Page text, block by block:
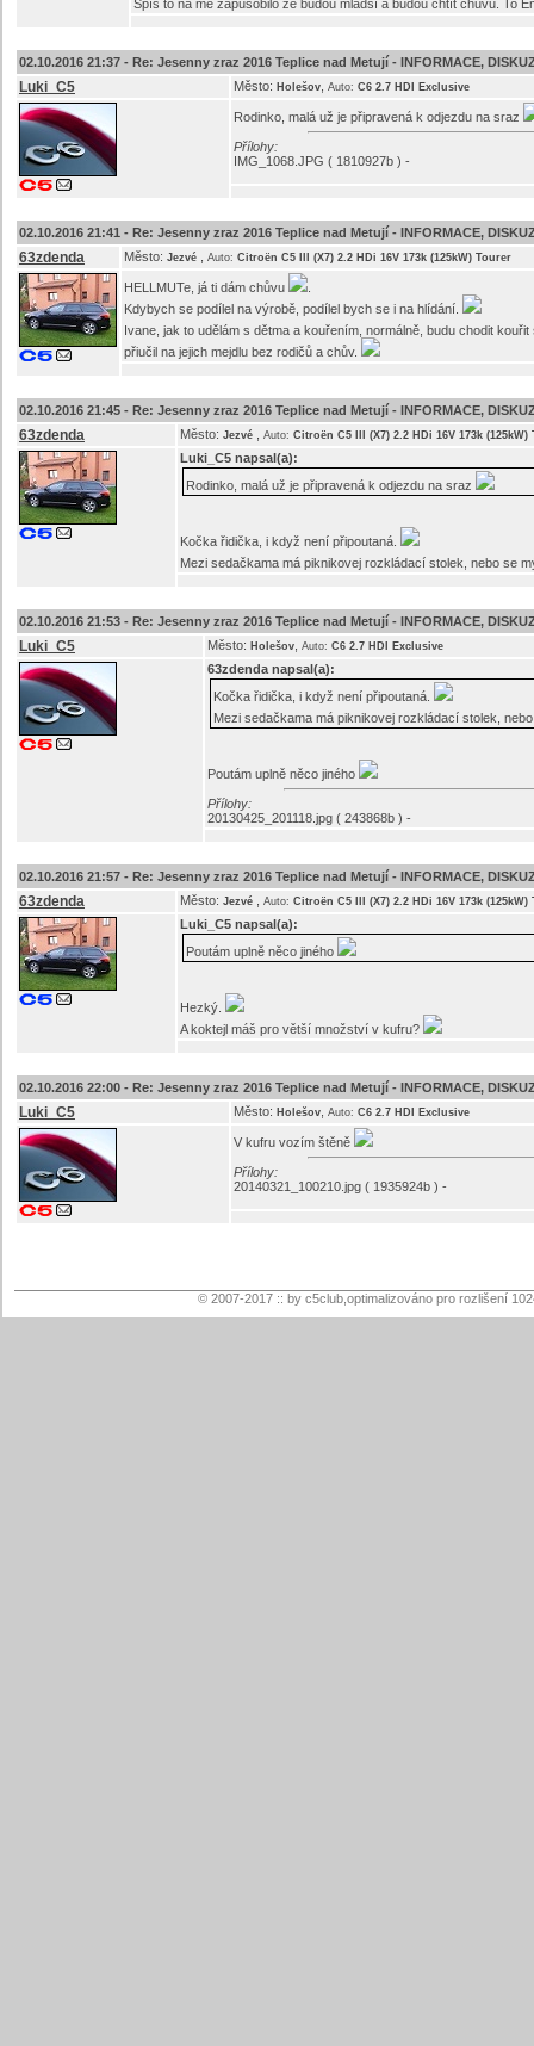
Spíš to na mě zapůsobilo že budou mladší a budou chtít chůvu. To
02.10.2016 21:37 - Re: Jesenny zraz 2016 Teplice nad Metují - INFORMACE,
Luki_C5 Město: Holešov Auto: C6 2.7 HDI Exclusive
Rodinko, malá už je připravená k odjezdu na sraz
Přílohy:
IMG_1068.JPG ( 1810927b ) -
02.10.2016 21:41 - Re: Jesenny zraz 2016 Teplice nad Metují - INFORMACE,
63zdenda Město: Jezvé Auto: Citroën C5 III (X7) 2.2 HDi 16V 173k (125kW) Tourer
HELLMUTe, já ti dám chůvu
Kdybych se podílel na výrobě, podílel bych se i na hlídání.
Ivane, jak to udělám s dětma a kouřením, normálně, budu chodit
přiučil na jejich mejdlu bez rodičů a chův.
02.10.2016 21:45 - Re: Jesenny zraz 2016 Teplice nad Metují - INFORMACE,
63zdenda Město: Jezvé Auto: Citroën C5 III (X7) 2.2 HDi 16V 173k (125kW)
Luki_C5 napsal(a):
Rodinko, malá už je připravená k odjezdu na sraz
Kočka řidička, i když není připoutaná.
Mezi sedačkama má piknikovej rozkládací stolek, nebo se
02.10.2016 21:53 - Re: Jesenny zraz 2016 Teplice nad Metují - INFORMACE,
Luki_C5 Město: Holešov Auto: C6 2.7 HDI Exclusive
63zdenda napsal(a):
Kočka řidička, i když není připoutaná.
Mezi sedačkama má piknikovej rozkládací stolek,
Poutám uplně něco jiného
Přílohy:
20130425_201118.jpg ( 243868b ) -
02.10.2016 21:57 - Re: Jesenny zraz 2016 Teplice nad Metují - INFORMACE,
63zdenda Město: Jezvé Auto: Citroën C5 III (X7) 2.2 HDi 16V 173k (125kW)
Luki_C5 napsal(a):
Poutám uplně něco jiného
Hezký.
A koktejl máš pro větší množství v kufru?
02.10.2016 22:00 - Re: Jesenny zraz 2016 Teplice nad Metují - INFORMACE,
Luki_C5 Město: Holešov Auto: C6 2.7 HDI Exclusive
V kufru vozím štěně
Přílohy:
20140321_100210.jpg ( 1935924b ) -
© 2007-2017 :: by c5club,optimalizováno pro rozlišení